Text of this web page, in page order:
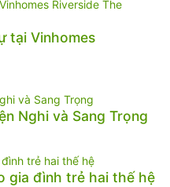
tại Vinhomes
Nghi và Sang Trọng
gia đình trẻ hai thế hệ